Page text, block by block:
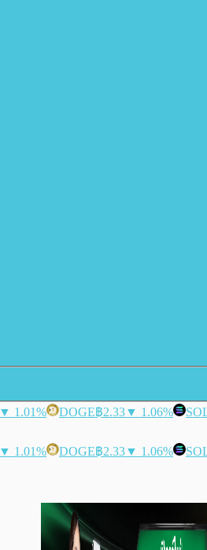
▼ 1.01% DOGE฿2.33▼ 1.06%
▼ 1.01% DOGE฿2.33▼ 1.06%